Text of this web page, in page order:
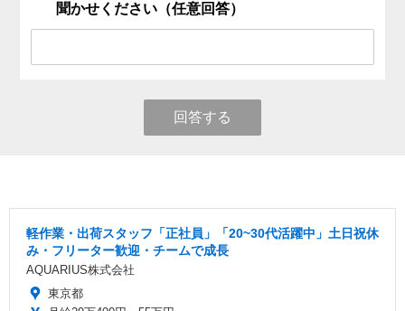
聞かせください（任意回答）
回答する
軽作業・出荷スタッフ「正社員」「20~30代活躍中」土日祝休
み・フリーター歓迎・チームで成長
AQUARIUS株式会社
東京都